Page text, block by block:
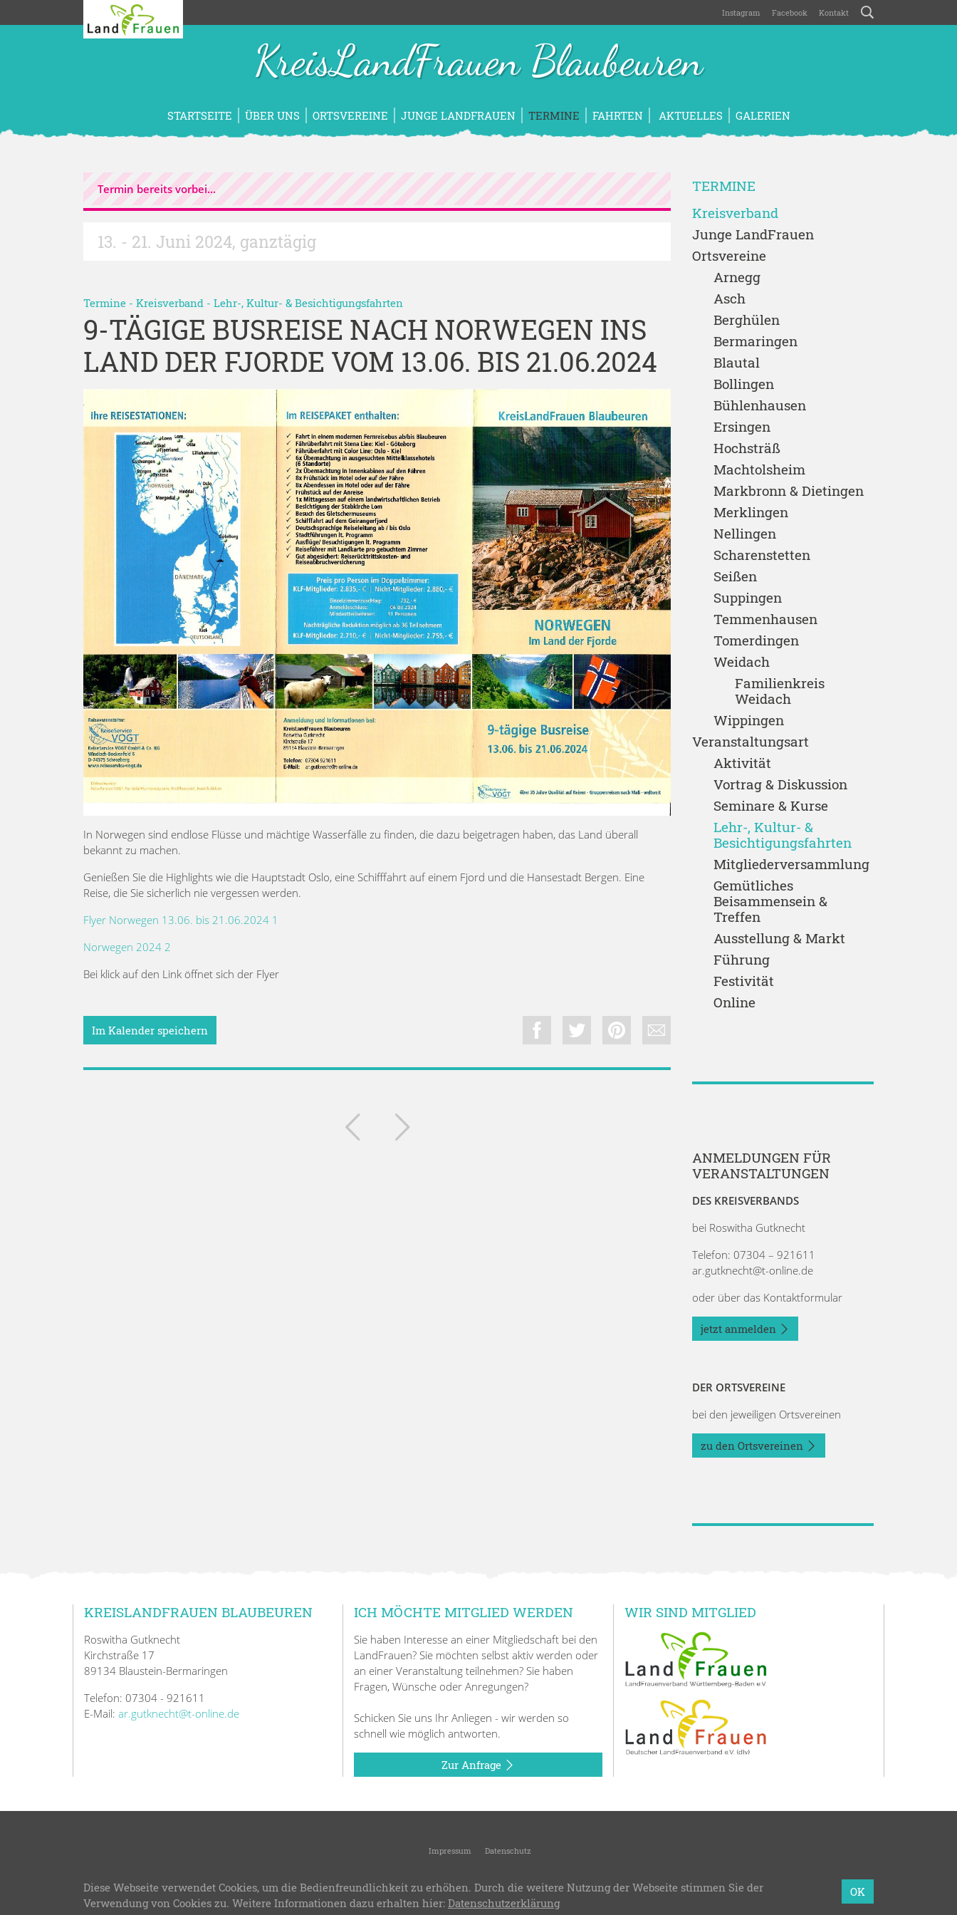
Instagram Facebook Kontakt
KreisLandFrauen Blaubeuren
STARTSEITE ÜBER UNS ORTSVEREINE JUNGE LANDFRAUEN TERMINE FAHRTEN AKTUELLES GALERIEN
Termin bereits vorbei...
13. - 21. Juni 2024, ganztägig
Termine - Kreisverband - Lehr-, Kultur- & Besichtigungsfahrten
9-TÄGIGE BUSREISE NACH NORWEGEN INS
LAND DER FJORDE VOM 13.06. BIS 21.06.2024
In Norwegen sind endlose Flüsse und mächtige Wasserfälle zu finden, die dazu beigetragen haben, das Land überall
bekannt zu machen.
Genießen Sie die Highlights wie die Hauptstadt Oslo, eine Schifffahrt auf einem Fjord und die Hansestadt Bergen. Eine
Reise, die Sie sicherlich nie vergessen werden.
Flyer Norwegen 13.06. bis 21.06.2024 1
Norwegen 2024 2
Bei klick auf den Link öffnet sich der Flyer
Im Kalender speichern
TERMINE
Kreisverband
Junge LandFrauen
Ortsvereine
Arnegg
Asch
Berghülen
Bermaringen
Blautal
Bollingen
Bühlenhausen
Ersingen
Hochsträß
Machtolsheim
Markbronn & Dietingen
Merklingen
Nellingen
Scharenstetten
Seißen
Suppingen
Temmenhausen
Tomerdingen
Weidach
Familienkreis
Weidach
Wippingen
Veranstaltungsart
Aktivität
Vortrag & Diskussion
Seminare & Kurse
Lehr-, Kultur- &
Besichtigungsfahrten
Mitgliederversammlung
Gemütliches
Beisammensein &
Treffen
Ausstellung & Markt
Führung
Festivität
Online
ANMELDUNGEN FÜR
VERANSTALTUNGEN
DES KREISVERBANDS
bei Roswitha Gutknecht
Telefon: 07304 – 921611
ar.gutknecht@t-online.de
oder über das Kontaktformular
jetzt anmelden
DER ORTSVEREINE
bei den jeweiligen Ortsvereinen
zu den Ortsvereinen
KREISLANDFRAUEN BLAUBEUREN
Roswitha Gutknecht
Kirchstraße 17
89134 Blaustein-Bermaringen
Telefon: 07304 - 921611
E-Mail: ar.gutknecht@t-online.de
ICH MÖCHTE MITGLIED WERDEN
Sie haben Interesse an einer Mitgliedschaft bei den
LandFrauen? Sie möchten selbst aktiv werden oder
an einer Veranstaltung teilnehmen? Sie haben
Fragen, Wünsche oder Anregungen?
Schicken Sie uns Ihr Anliegen - wir werden so
schnell wie möglich antworten.
Zur Anfrage
WIR SIND MITGLIED
Impressum
Datenschutz
LFWB Theme Version 3.8-Bereitstellung:LandFrauenverband Württemberg-Baden e.V.-Design & Programmierung:bzweic GmbH OK
Diese Webseite verwendet Cookies, um die Bedienfreundlichkeit zu erhöhen. Durch die weitere Nutzung der Webseite stimmen Sie der
Verwendung von Cookies zu. Weitere Informationen dazu erhalten hier: Datenschutzerklärung